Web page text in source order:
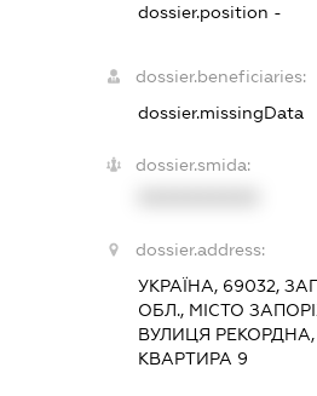
dossier.position -
dossier.beneficiaries:
dossier.missingData
dossier.smida:
dossier.address:
УКРАЇНА, 69032,
ОБЛ., МІСТО
ВУЛИЦЯ РЕКОРДНА,
КВАРТИРА 9